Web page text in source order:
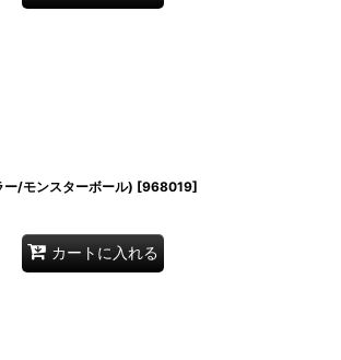
/モンスターボール) [968019]
カートに入れる